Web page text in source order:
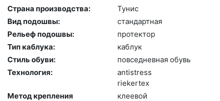
Страна производства:
Ту­нис
Вид подошвы:
стан­дарт­ная
Рельеф подошвы:
про­тек­тор
Тип каблука:
каб­лук
Стиль обуви:
пов­седнев­ная обувь
Технология:
an­tist­ress
ri­eker­tex
Метод крепления
кле­евой